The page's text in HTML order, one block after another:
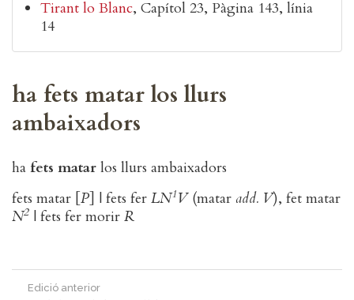
Tirant lo Blanc Capítol 23 Pàgina 143, línia
14
ha fets matar los llurs
ambaixadors
ha fets matar los llurs ambaixadors
fets matar [P] | fets fer LN1V(matar add. V), fet matar
N2 | fets fer morir R
Edició anterior